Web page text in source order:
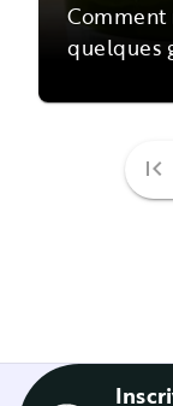
Comment
quelques
first_page